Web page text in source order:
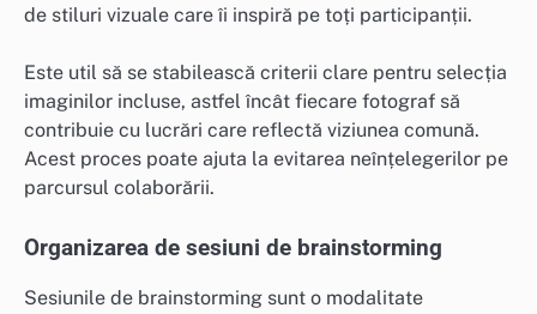
de stiluri vizuale care îi inspiră pe toți participanții.
Este util să se stabilească criterii clare pentru selecția
imaginilor incluse, astfel încât fiecare fotograf să
contribuie cu lucrări care reflectă viziunea comună.
Acest proces poate ajuta la evitarea neînțelegerilor pe
parcursul colaborării.
Organizarea de sesiuni de brainstorming
Sesiunile de brainstorming sunt o modalitate